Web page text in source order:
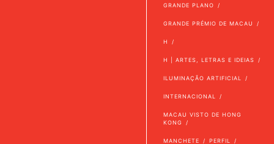
GRANDE PLANO
GRANDE PRÉMIO DE MACAU
H
H | ARTES, LETRAS E IDEIAS
ILUMINAÇÃO ARTIFICIAL
INTERNACIONAL
MACAU VISTO DE HONG
KONG
MANCHETE PERFIL